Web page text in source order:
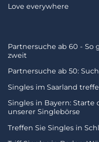
Love everywhere
Partnersuche ab 60 -
zweit
Partnersuche ab 50:
Singles im Saarland
Singles in Bayern: Starte
unserer Singlebörse
Treffen Sie Singles in